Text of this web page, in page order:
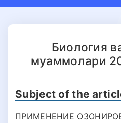
Биология
муаммолари
Subject of the
ПРИМЕНЕНИЕ